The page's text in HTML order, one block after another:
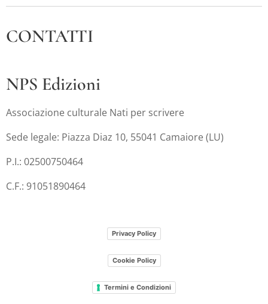
CONTATTI
NPS Edizioni
Associazione culturale Nati per scrivere
Sede legale: Piazza Diaz 10, 55041 Camaiore (LU)
P.I.: 02500750464
C.F.: 91051890464
Privacy Policy
Cookie Policy
Termini e Condizioni